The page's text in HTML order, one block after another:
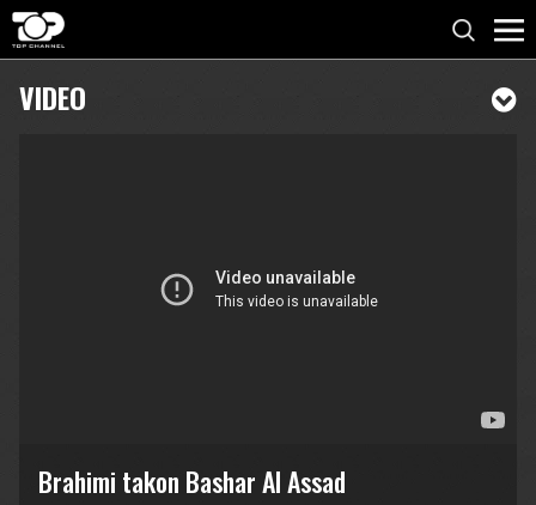
VIDEO
Brahimi takon Bashar Al Assad